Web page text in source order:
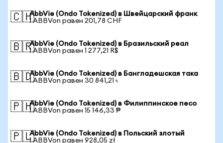
🇨🇭AbbVie (Ondo Tokenized) в Швейцарский франк
1 ABBVon равен 201,78 CHF
🇧🇷AbbVie (Ondo Tokenized) в Бразильский реал
1 ABBVon равен 1 277,21 R$
🇧🇩AbbVie (Ondo Tokenized) в Бангладешская така
1 ABBVon равен 30 841,21 ৳
🇵🇭AbbVie (Ondo Tokenized) в Филиппинское песо
1 ABBVon равен 15 146,33 ₱
🇵🇱AbbVie (Ondo Tokenized) в Польский злотый
1 ABBVon равен 928,05 zł